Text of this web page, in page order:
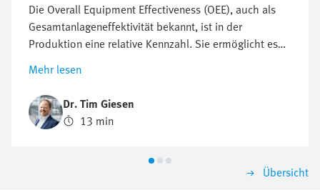
Die Overall Equipment Effectiveness (OEE), auch als
Gesamtanlageneffektivität bekannt, ist in der
Produktion eine relative Kennzahl. Sie ermöglicht es
Unternehmen, ihre Produktivität, Produktionseffizienz
und Durchsatz ganzheitlich vergleichbar zu machen.
Doch was macht diese Kennzahl so wichtig?
Mehr lesen
Dr. Tim Giesen
13 min
Übersicht